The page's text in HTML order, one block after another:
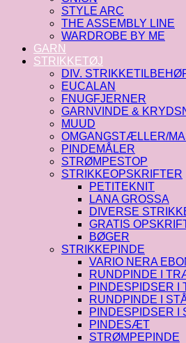
STYLE ARC
THE ASSEMBLY LINE
WARDROBE BY ME
GARN
STRIKKETØJ
DIV.
EUCALAN
FNUGFJERNER
GARNVINDE &
MUUD
OMGANGSTÆLLER/
PINDEMÅLER
STRØMPESTOP
STRIKKEOPSKRIFTER
PETITEKNIT
LANA GROSSA
DIVERSE
GRATIS
BØGER
STRIKKEPINDE
VARIO NERA
RUNDPINDE I
PINDESPIDSER I
RUNDPINDE I
PINDESPIDSER I
PINDESÆT
STRØMPEPINDE